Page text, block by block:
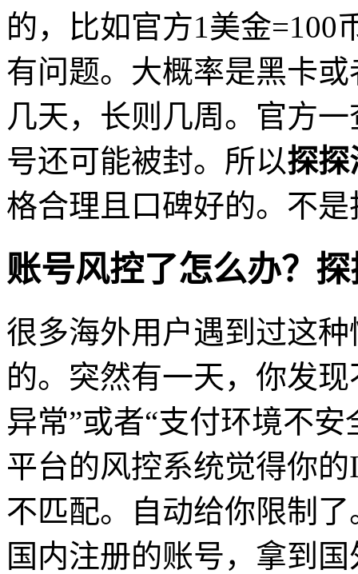
的，比如官方1美金=100
有问题。大概率是黑卡
几天，长则几周。官方
号还可能被封。所以探探
格合理且口碑好的。不
账号风控了怎么办？
很多海外用户遇到过这
的。突然有一天，你发
异常”或者“支付环境不
平台的风控系统觉得你
不匹配。自动给你限制
国内注册的账号，拿到